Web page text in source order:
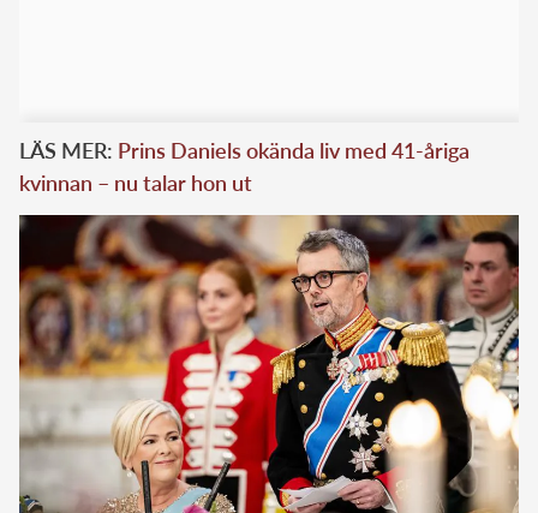
LÄS MER: Prins Daniels okända liv med 41-åriga
kvinnan – nu talar hon ut